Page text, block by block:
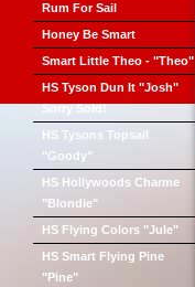
Rum For Sail
Honey Be Smart
Smart Little Theo - "Theo"
HS Tyson Dun It "Josh"
Sorry Sold!
HS Tysons Topsail
"Goody"
HS Hollywoods Charme
"Blondie"
HS Flying Colors "Jule"
HS Smart Flying Pine
"Pine"